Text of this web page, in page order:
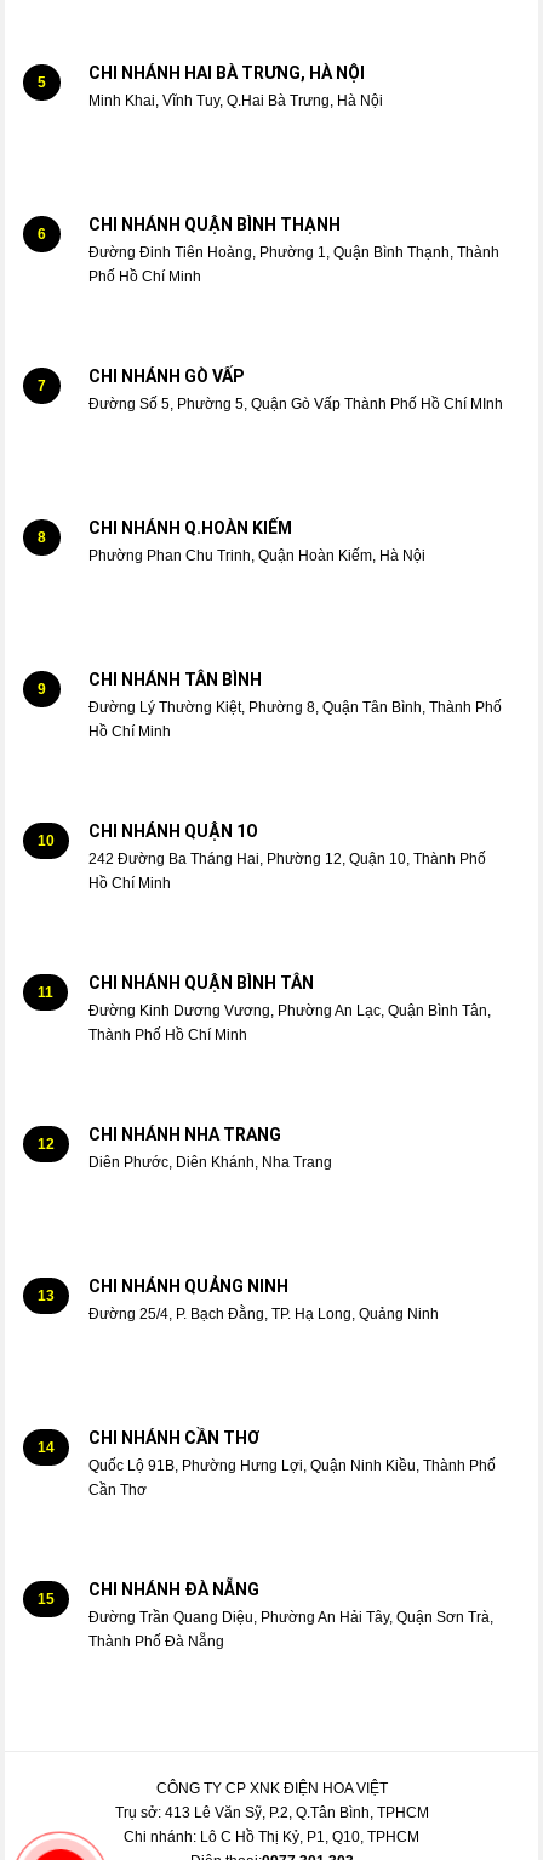
5 CHI NHÁNH HAI BÀ TRƯNG, HÀ NỘI
Minh Khai, Vĩnh Tuy, Q.Hai Bà Trưng, Hà Nội
6 CHI NHÁNH QUẬN BÌNH THẠNH
Đường Đinh Tiên Hoàng, Phường 1, Quận Bình Thạnh, Thành
Phố Hồ Chí Minh
7 CHI NHÁNH GÒ VẤP
Đường Số 5, Phường 5, Quận Gò Vấp Thành Phố Hồ Chí MInh
8 CHI NHÁNH Q.HOÀN KIẾM
Phường Phan Chu Trinh, Quận Hoàn Kiếm, Hà Nội
9 CHI NHÁNH TÂN BÌNH
Đường Lý Thường Kiệt, Phường 8, Quận Tân Bình, Thành Phố
Hồ Chí Minh
10 CHI NHÁNH QUẬN 1O
242 Đường Ba Tháng Hai, Phường 12, Quận 10, Thành Phố
Hồ Chí Minh
11 CHI NHÁNH QUẬN BÌNH TÂN
Đường Kinh Dương Vương, Phường An Lạc, Quận Bình Tân,
Thành Phố Hồ Chí Minh
12 CHI NHÁNH NHA TRANG
Diên Phước, Diên Khánh, Nha Trang
13 CHI NHÁNH QUẢNG NINH
Đường 25/4, P. Bạch Đằng, TP. Hạ Long, Quảng Ninh
14 CHI NHÁNH CẦN THƠ
Quốc Lộ 91B, Phường Hưng Lợi, Quận Ninh Kiều, Thành Phố
Cần Thơ
15 CHI NHÁNH ĐÀ NẴNG
Đường Trần Quang Diệu, Phường An Hải Tây, Quận Sơn Trà,
Thành Phố Đà Nẵng
CÔNG TY CP XNK ĐIỆN HOA VIỆT
Trụ sở: 413 Lê Văn Sỹ, P.2, Q.Tân Bình, TPHCM
Chi nhánh: Lô C Hồ Thị Kỷ, P1, Q10, TPHCM